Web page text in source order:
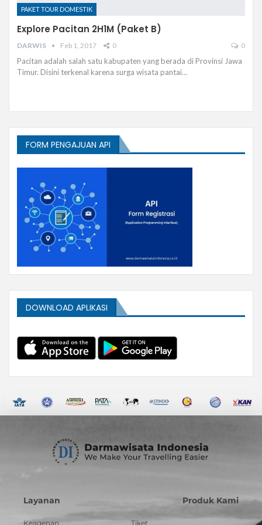
PAKET TOUR DOMESTIK
Explore Pacitan 2H1M (Paket B)
DARWIS Feb 1, 2017 0 0
Pacitan adalah salah satu kabupaten yang berada di Provinsi Jawa
Timur. Disini terkenal karena surga wisata pantai…
FORM PENGAJUAN API
DOWNLOAD APLIKASI
Layanan
Keagenan
Produk Kami
Tiket